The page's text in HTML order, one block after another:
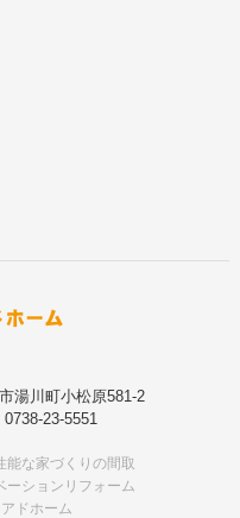
湯川町小松原581-2
23-5551
能な家づくりの間取
ーションリフォーム
ドホーム